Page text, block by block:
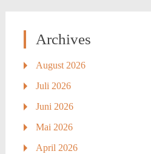
Archives
August 2026
Juli 2026
Juni 2026
Mai 2026
April 2026